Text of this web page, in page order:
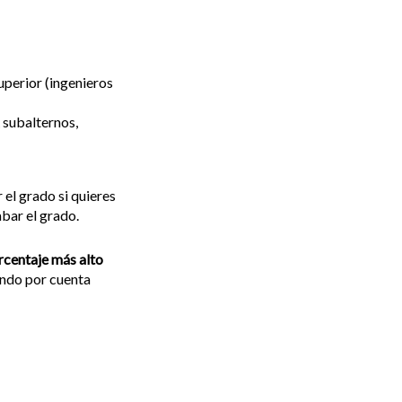
(ingenieros
grado si quieres
el grado.
más alto
por cuenta